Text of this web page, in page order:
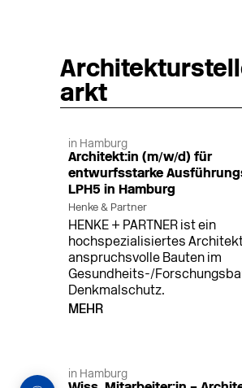
arkt
in Hamburg
Architekt:in (m/w/d) für
entwurfsstarke
LPH5 in Hamburg
Henke & Partner
HENKE + PARTNER ist ein
hochspezialisiertes
anspruchsvolle Bauten im
Gesundheits-/
Denkmalschutz.
MEHR
in Hamburg